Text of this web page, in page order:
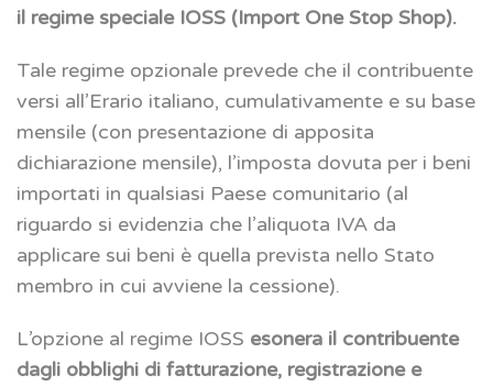
il regime speciale IOSS (Import One Stop Shop).
Tale regime opzionale prevede che il contribuente
versi all’Erario italiano, cumulativamente e su base
mensile (con presentazione di apposita
dichiarazione mensile), l’imposta dovuta per i beni
importati in qualsiasi Paese comunitario (al
riguardo si evidenzia che l’aliquota IVA da
applicare sui beni è quella prevista nello Stato
membro in cui avviene la cessione).
L’opzione al regime IOSS esonera il contribuente
dagli obblighi di fatturazione, registrazione e